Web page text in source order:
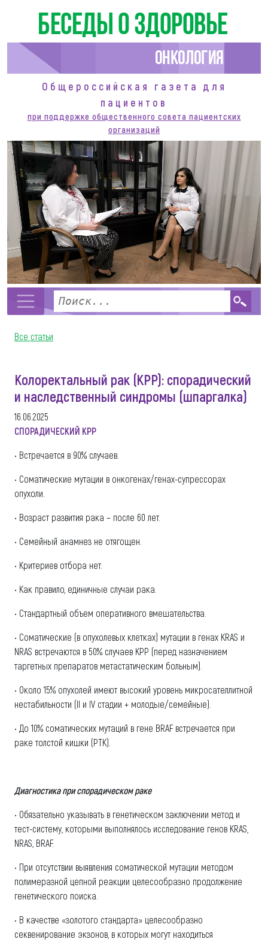
Беседы о здоровье
Онкология
Общероссийская газета для
пациентов
при поддержке общественного совета пациентских
организаций
Все статьи
Колоректальный рак (КРР): спорадический
и наследственный синдромы (шпаргалка)
16.06.2025
СПОРАДИЧЕСКИЙ КРР
• Встречается в 90% случаев.
• Соматические мутации в онкогенах/генах-супрессорах
опухоли.
• Возраст развития рака – после 60 лет.
• Семейный анамнез не отягощен.
• Критериев отбора нет.
• Как правило, единичные случаи рака.
• Стандартный объем оперативного вмешательства.
• Соматические (в опухолевых клетках) мутации в генах KRAS и
NRAS встречаются в 50% случаев КРР (перед назначением
таргетных препаратов метастатическим больным).
• Около 15% опухолей имеют высокий уровень микросателлитной
нестабильности (II и IV стадии + молодые/семейные).
• До 10% соматических мутаций в гене BRAF встречается при
раке толстой кишки (РТК).
Диагностика при спорадическом раке
• Обязательно указывать в генетическом заключении метод и
тест-систему, которыми выполнялось исследование генов KRAS,
NRAS, BRAF.
• При отсутствии выявления соматической мутации методом
полимеразной цепной реакции целесообразно продолжение
генетического поиска.
• В качестве «золотого стандарта» целесообразно
секвенирование экзонов, в которых могут находиться